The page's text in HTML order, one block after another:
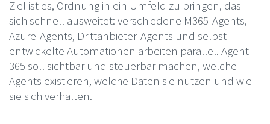
Ziel ist es, Ordnung in ein Umfeld zu bringen, das
sich schnell ausweitet: verschiedene M365-Agents,
Azure-Agents, Drittanbieter-Agents und selbst
entwickelte Automationen arbeiten parallel. Agent
365 soll sichtbar und steuerbar machen, welche
Agents existieren, welche Daten sie nutzen und wie
sie sich verhalten.